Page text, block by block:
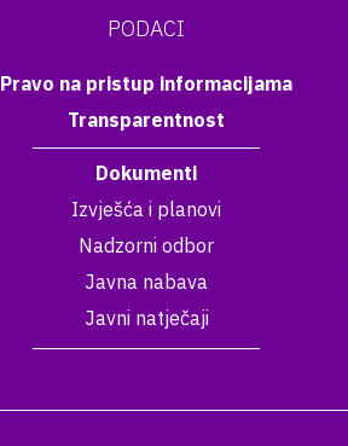
PODACI
Pravo na pristup informacijama
Transparentnost
Dokumenti
Izvješća i planovi
Nadzorni odbor
Javna nabava
Javni natječaji